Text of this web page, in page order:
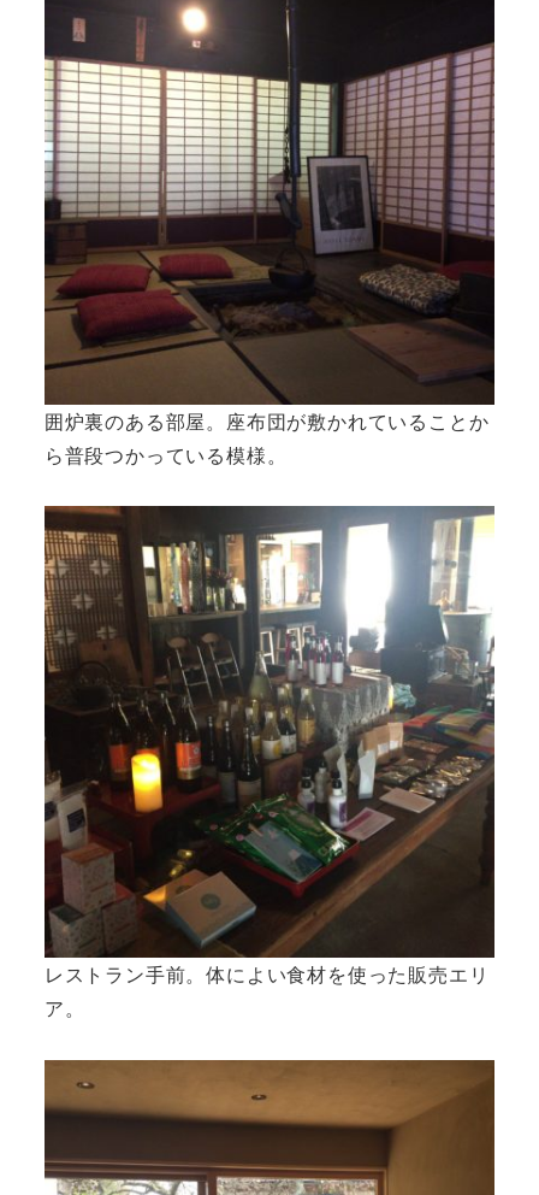
囲炉裏のある部屋。座布団が敷かれていることか
ら普段つかっている模様。
レストラン手前。体によい食材を使った販売エリ
ア。